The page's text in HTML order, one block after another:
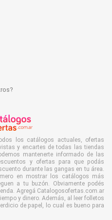
los catálogos actuales, ofertas
y encartes de todas las tiendas
mantenerte informado de las
y ofertas para que podás
durante las gangas en tu área.
en mostrar los catálogos más
a tu buzón. Obviamente podés
Agregá Catalogosofertas.com.ar
y dinero. Además, al leer folletos
de papel, lo cual es bueno para